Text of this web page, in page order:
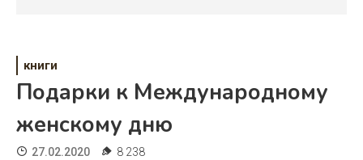
Жизнь
книги
Подарки к Международному
женскому дню
27.02.2020 8 238